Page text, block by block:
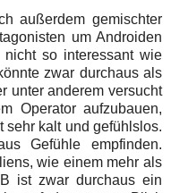
außerdem gemischter
um Androiden
so interessant wie
zwar durchaus als
unter anderem versucht
Operator aufzubauen,
sehr kalt und gefühlslos.
Gefühle empfinden.
wie einem mehr als
ist zwar durchaus ein